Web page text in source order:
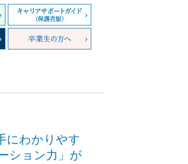
にわかりやす
ション力」が